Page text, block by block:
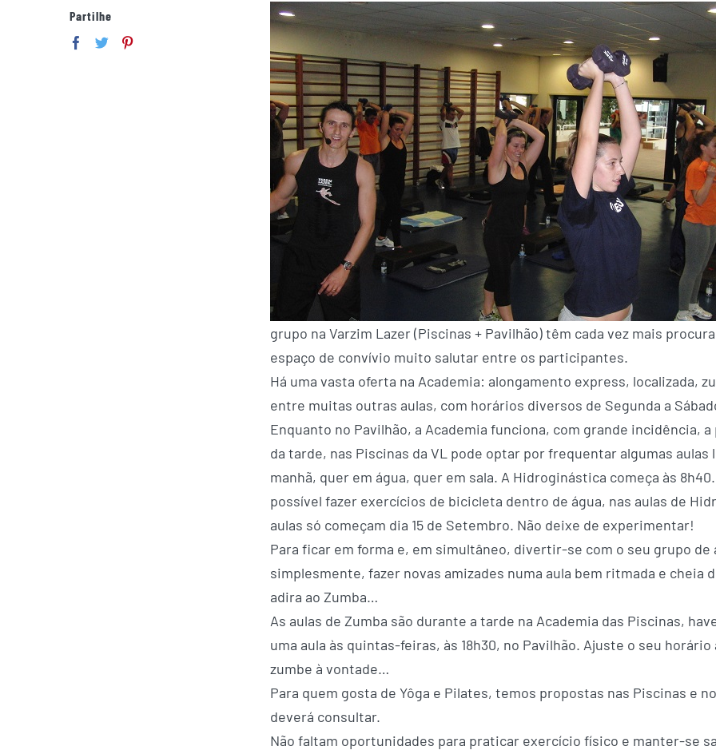
grupo na Varzim Lazer (Piscinas + Pavilhão) têm cada vez mais
espaço de convívio muito salutar entre os participantes.
Há uma vasta oferta na Academia: alongamento express, localizada,
entre muitas outras aulas, com horários diversos de Segunda a
Enquanto no Pavilhão, a Academia funciona, com grande incidência,
da tarde, nas Piscinas da VL pode optar por frequentar algumas aulas
manhã, quer em água, quer em sala. A Hidroginástica começa às
possível fazer exercícios de bicicleta dentro de água, nas aulas de
aulas só começam dia 15 de Setembro. Não deixe de experimentar!
Para ficar em forma e, em simultâneo, divertir-se com o seu grupo de
simplesmente, fazer novas amizades numa aula bem ritmada e cheia
adira ao Zumba…
As aulas de Zumba são durante a tarde na Academia das Piscinas,
uma aula às quintas-feiras, às 18h30, no Pavilhão. Ajuste o seu horário
zumbe à vontade…
Para quem gosta de Yôga e Pilates, temos propostas nas Piscinas e
deverá consultar.
Não faltam oportunidades para praticar exercício físico e manter-se
Partilhe